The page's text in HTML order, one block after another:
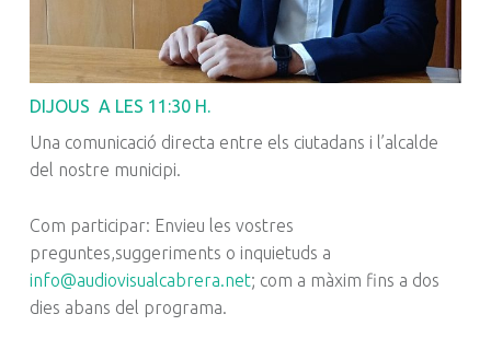
DIJOUS A LES 11:30 H.
Una comunicació directa entre els ciutadans i l’alcalde
del nostre municipi.
Com participar: Envieu les vostres
preguntes,suggeriments o inquietuds a
info@audiovisualcabrera.net; com a màxim fins a dos
dies abans del programa.